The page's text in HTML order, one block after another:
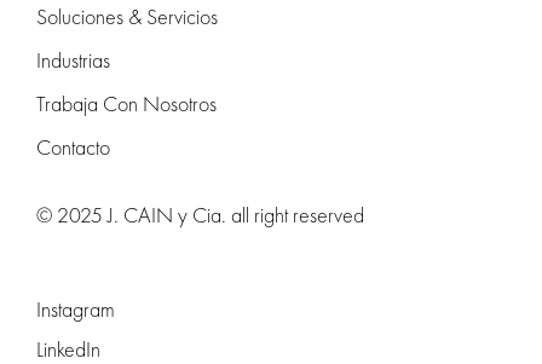
Soluciones & Servicios
Industrias
Trabaja Con Nosotros
Contacto
© 2025 J. CAIN y Cia. all right reserved
Instagram
LinkedIn